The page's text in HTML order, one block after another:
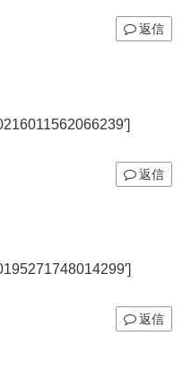
返信
返信
返信